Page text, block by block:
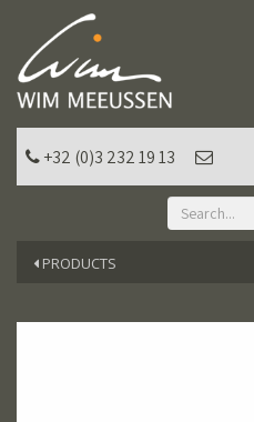
+32 (0)3 232 19 13
PRODUCTS